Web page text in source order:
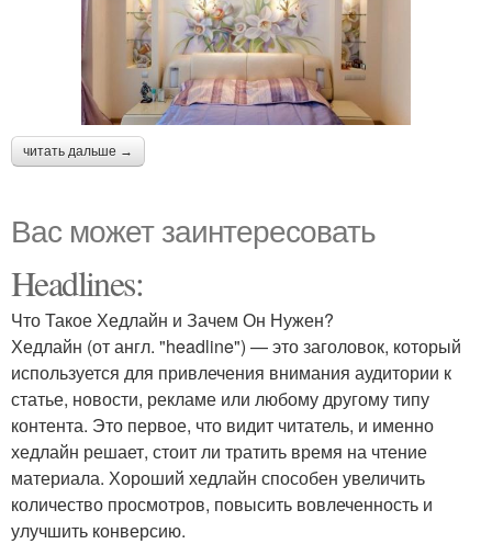
читать дальше →
Вас может заинтересовать
Headlines:
Что Такое Хедлайн и Зачем Он Нужен?
Хедлайн (от англ. "headline") — это заголовок, который
используется для привлечения внимания аудитории к
статье, новости, рекламе или любому другому типу
контента. Это первое, что видит читатель, и именно
хедлайн решает, стоит ли тратить время на чтение
материала. Хороший хедлайн способен увеличить
количество просмотров, повысить вовлеченность и
улучшить конверсию.